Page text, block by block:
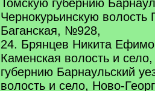
Томскую губернию
Чернокурьинскую волость
Баганская, №928,
24. Брянцев Никита
Каменская волость и
губернию Барнаульский
волость и село, Ново-